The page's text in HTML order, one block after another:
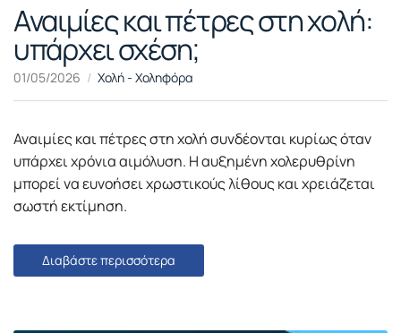
Αναιμίες και πέτρες στη χολή:
υπάρχει σχέση;
01/05/2026 Χολή - Χοληφόρα
Αναιμίες και πέτρες στη χολή συνδέονται κυρίως όταν
υπάρχει χρόνια αιμόλυση. Η αυξημένη χολερυθρίνη
μπορεί να ευνοήσει χρωστικούς λίθους και χρειάζεται
σωστή εκτίμηση.
Διαβάστε περισσότερα